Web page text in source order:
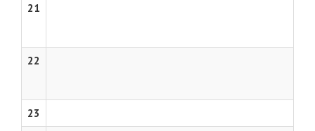
21
22
23